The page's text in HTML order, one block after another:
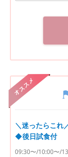
オススメ
＼迷ったらこれ
◆後日試食付
09:30〜/10:00〜/